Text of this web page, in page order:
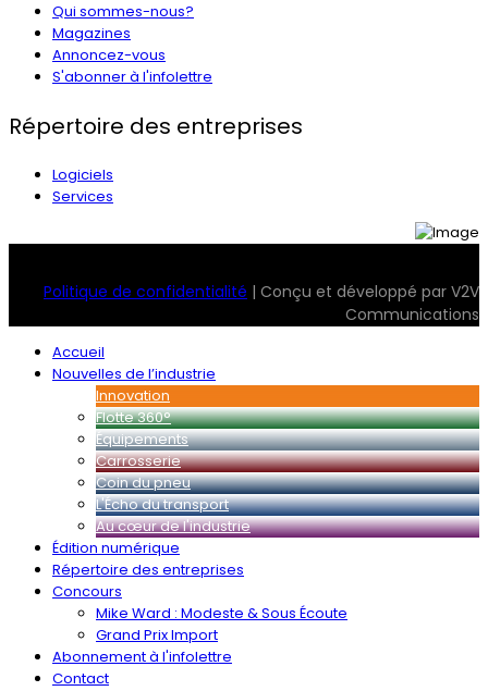
Qui sommes-nous?
Magazines
Annoncez-vous
S'abonner à l'infolettre
Répertoire des entreprises
Logiciels
Services
Politique de confidentialité | Conçu et développé par V2V
Communications
Accueil
Nouvelles de l’industrie
Innovation
Flotte 360°
Équipements
Carrosserie
Coin du pneu
L'Écho du transport
Au cœur de l'industrie
Édition numérique
Répertoire des entreprises
Concours
Mike Ward : Modeste & Sous Écoute
Grand Prix Import
Abonnement à l'infolettre
Contact